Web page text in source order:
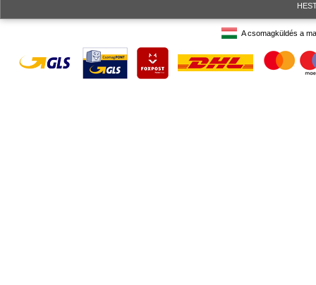
A csomagküldés a